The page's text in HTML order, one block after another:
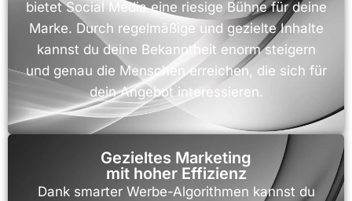
bietet Social Media eine riesige Bühne für deine
Marke. Durch regelmäßige und gezielte Inhalte
kannst du deine Bekanntheit enorm steigern
und genau die Menschen erreichen, die sich für
dein Angebot interessieren.
Gezieltes Marketing
mit hoher Effizienz
Dank smarter Werbe-Algorithmen kannst du